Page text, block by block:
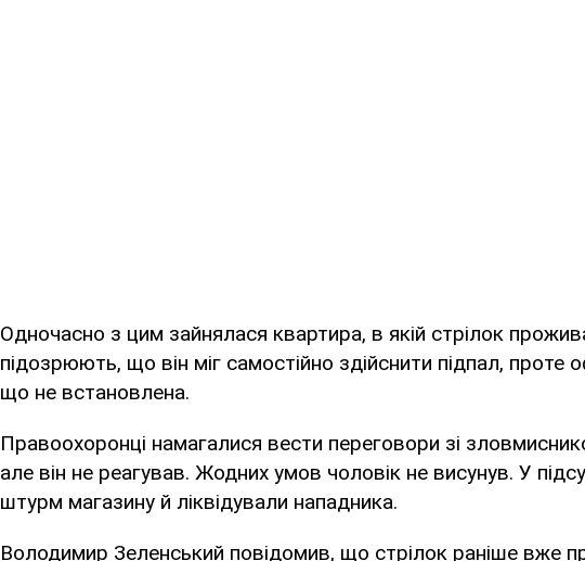
Одночасно з цим зайнялася квартира, в якій стрілок
підозрюють, що він міг самостійно здійснити підпал, проте
що не встановлена.
Правоохоронці намагалися вести переговори зі
але він не реагував. Жодних умов чоловік не висунув. У
штурм магазину й ліквідували нападника.
Володимир Зеленський повідомив, що стрілок раніше вже